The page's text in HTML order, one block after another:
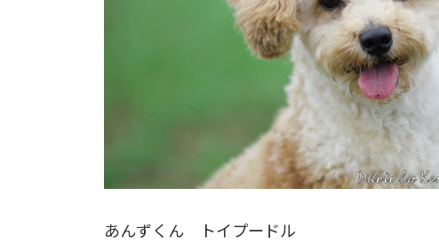
あんずくん トイプードル